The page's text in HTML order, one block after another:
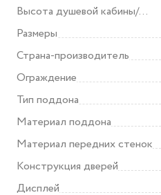
кабины/ограждения (мм)
Высота душевой кабины/
ограждения (мм)
Размеры
Страна-производитель
Ограждение
Тип поддона
Материал поддона
Материал передних стенок
Конструкция дверей
Дисплей